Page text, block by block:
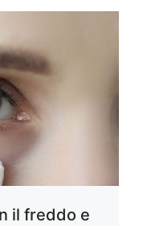
il freddo e